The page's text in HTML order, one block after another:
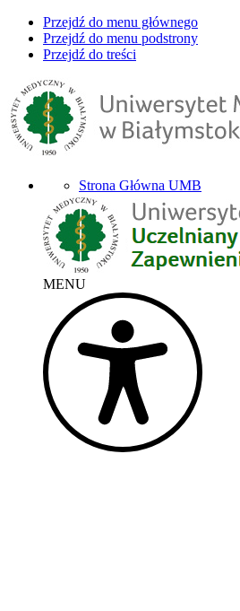
Przejdź do menu głównego
Przejdź do menu podstrony
Przejdź do treści
Strona Główna UMB
MENU